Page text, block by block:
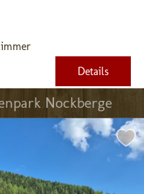
Details
Nockberge